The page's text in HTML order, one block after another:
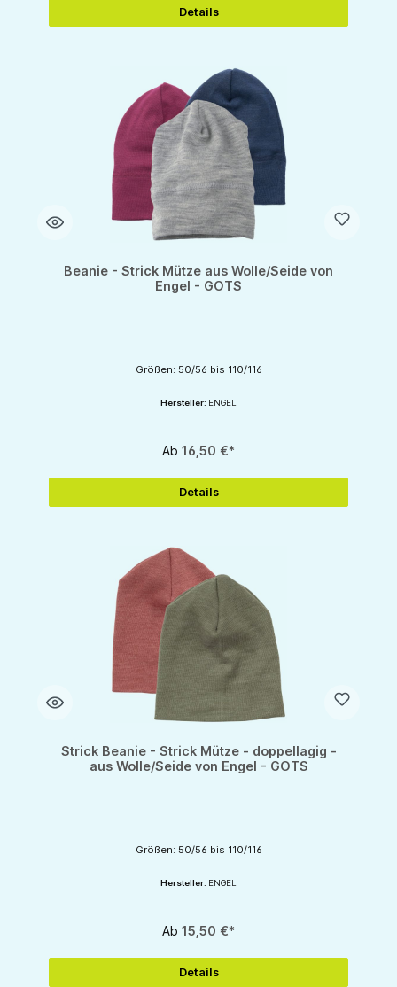
Details
Beanie - Strick Mütze aus Wolle/Seide von
Engel - GOTS
Größen: 50/56 bis 110/116
Hersteller: ENGEL
Ab 16,50 €*
Details
Strick Beanie - Strick Mütze - doppellagig -
aus Wolle/Seide von Engel - GOTS
Größen: 50/56 bis 110/116
Hersteller: ENGEL
Ab 15,50 €*
Details